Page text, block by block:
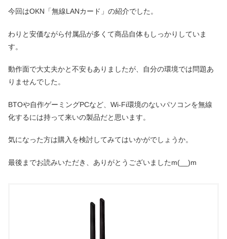
今回はOKN「無線LANカード」の紹介でした。
わりと安価ながら付属品が多くて商品自体もしっかりしていま
す。
動作面で大丈夫かと不安もありましたが、自分の環境では問題あ
りませんでした。
BTOや自作ゲーミングPCなど、Wi-Fi環境のないパソコンを無線
化するには持って来いの製品だと思います。
気になった方は購入を検討してみてはいかがでしょうか。
最後までお読みいただき、ありがとうございましたm(__)m